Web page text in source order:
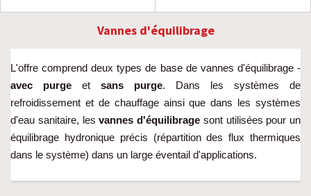
Vannes d'équilibrage
L'offre comprend deux types de base de vannes d'équilibrage -
avec purge et sans purge. Dans les systèmes de
refroidissement et de chauffage ainsi que dans les systèmes
d'eau sanitaire, lesvannes d'équilibrage sont utilisées pour un
équilibrage hydronique précis (répartition des flux thermiques
dans le système) dans un large éventail d'applications.